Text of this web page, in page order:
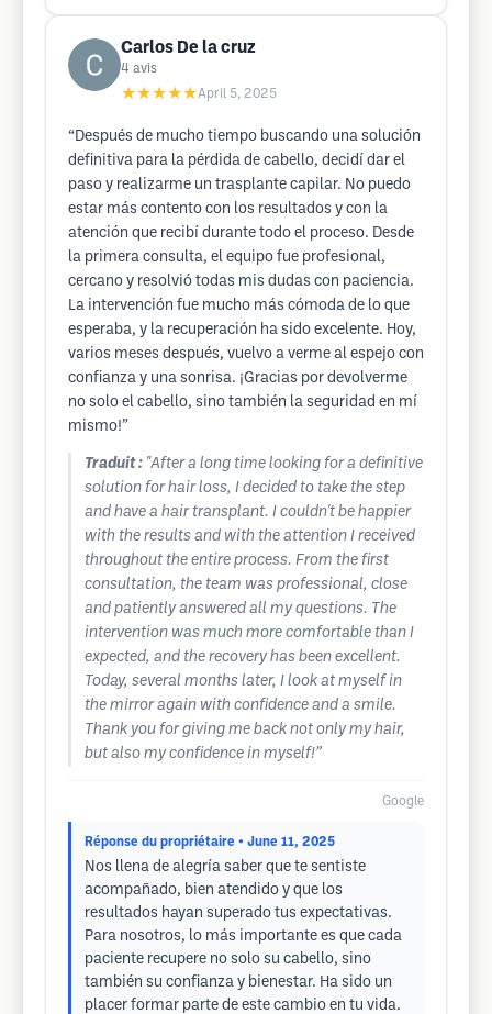
Carlos De la cruz
4 avis
★★★★★April 5, 2025
“Después de mucho tiempo buscando una solución
definitiva para la pérdida de cabello, decidí dar el
paso y realizarme un trasplante capilar. No puedo
estar más contento con los resultados y con la
atención que recibí durante todo el proceso. Desde
la primera consulta, el equipo fue profesional,
cercano y resolvió todas mis dudas con paciencia.
La intervención fue mucho más cómoda de lo que
esperaba, y la recuperación ha sido excelente. Hoy,
varios meses después, vuelvo a verme al espejo con
confianza y una sonrisa. ¡Gracias por devolverme
no solo el cabello, sino también la seguridad en mí
mismo!”
Traduit : "After a long time looking for a definitive
solution for hair loss, I decided to take the step
and have a hair transplant. I couldn't be happier
with the results and with the attention I received
throughout the entire process. From the first
consultation, the team was professional, close
and patiently answered all my questions. The
intervention was much more comfortable than I
expected, and the recovery has been excellent.
Today, several months later, I look at myself in
the mirror again with confidence and a smile.
Thank you for giving me back not only my hair,
but also my confidence in myself!”
Google
Réponse du propriétaire • June 11, 2025
Nos llena de alegría saber que te sentiste
acompañado, bien atendido y que los
resultados hayan superado tus expectativas.
Para nosotros, lo más importante es que cada
paciente recupere no solo su cabello, sino
también su confianza y bienestar. Ha sido un
placer formar parte de este cambio en tu vida.